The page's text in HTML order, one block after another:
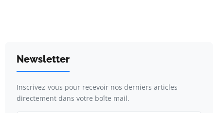
Newsletter
Inscrivez-vous pour recevoir nos derniers articles
directement dans votre boîte mail.